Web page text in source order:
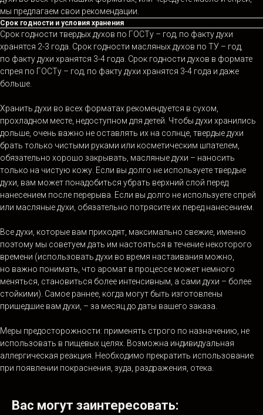
мы предлагаем свои рекомендации.
Срок годности и условия хранения
Срок годности твердых духов по ГОСТу – год, по факту духи
хранятся 2-3 года. Срок годности масляных духов по ТУ – год,
по факту духи хранятся 3-4 года. Срок годности духов в формате
спрея по ГОСТу – год, по факту духи хранятся 3-4 года и даже
больше.
Хранить духи во всех форматах рекомендуется в сухом,
прохладном месте, недоступном для детей. Чтобы духи хранились
дольше, очень важно не оставлять их на солнце, твердые духи
брать только чистыми руками или косметическим шпателем,
обязательно хорошо закрывать, масляные духи – наносить
только на чистую кожу. Если вы долго не используете твердые
духи, вам может понадобиться убрать верхний слой перед
нанесением после перерыва. Если вы долго не используете спрей
или масляные духи, обязательно потрясите их перед нанесением.
Все духи, которые вам приходят, максимально свежие, именно
поэтому мы советуем дать им настояться в течение некоторого
времени (использовать духи во время настаивания можно,
но важно понимать, что аромат в процессе может немного
меняться, становиться более интенсивным, а сами духи – более
стойкими). Самое раннее, когда могут быть изготовлены
пришедшие вам духи, – за месяц до даты вашего заказа.
Меры предосторожности: применять строго по назначению, не
использовать в пищевых целях. Возможна индивидуальная
аллергическая реакция. Необходимо прекратить использование
при появлении покраснения, зуда, раздражения, отека.
Вас могут заинтересовать: